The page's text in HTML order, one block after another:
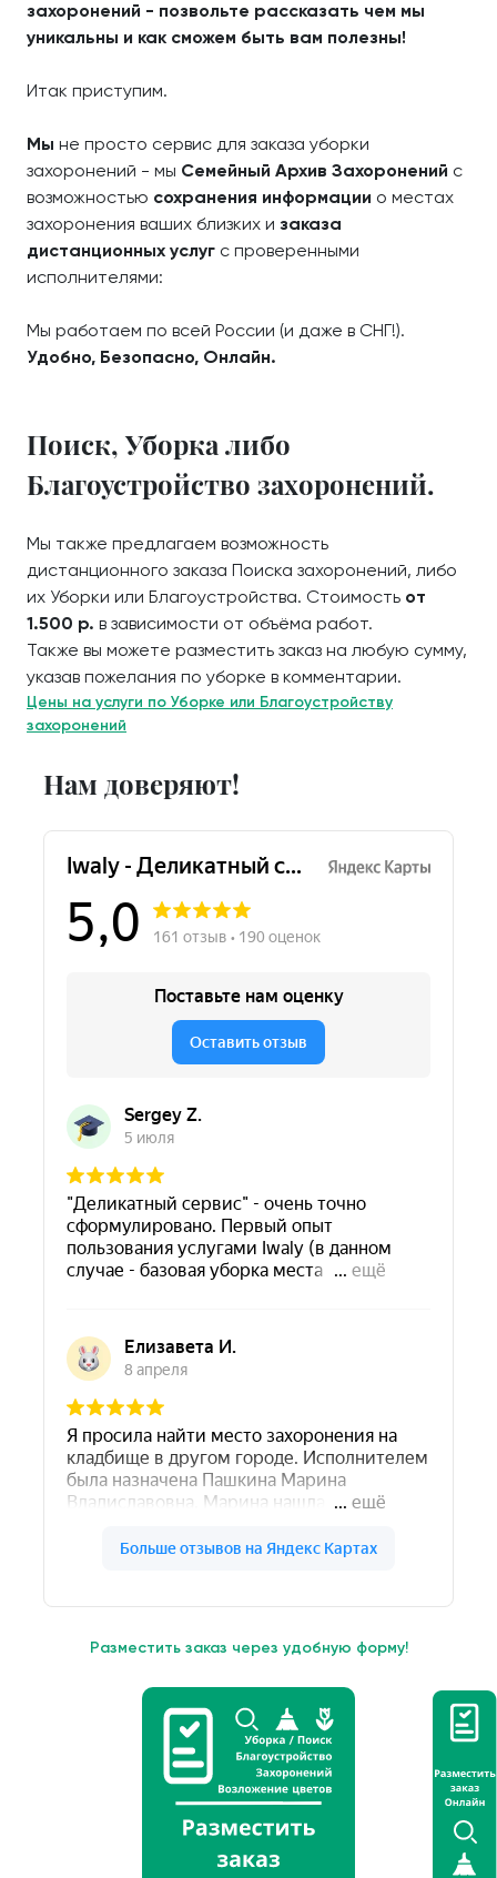
захоронений - позвольте рассказать чем мы
уникальны и как сможем быть вам полезны!
Итак приступим.
Мы не просто сервис для заказа уборки
захоронений - мы Семейный Архив Захоронений с
возможностью сохранения информации о местах
захоронения ваших близких и заказа
дистанционных услуг с проверенными
исполнителями:
Мы работаем по всей России (и даже в СНГ!).
Удобно, Безопасно, Онлайн.
Поиск, Уборка либо
Благоустройство захоронений.
Мы также предлагаем возможность
дистанционного заказа Поиска захоронений, либо
их Уборки или Благоустройства. Стоимость от
1.500 р. в зависимости от объёма работ.
Также вы можете разместить заказ на любую сумму,
указав пожелания по уборке в комментарии.
Цены на услуги по Уборке или Благоустройству
захоронений
Нам доверяют!
Разместить заказ через удобную форму!